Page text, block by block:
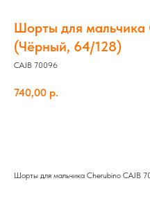
Шорты для мальчика
(Чёрный, 64/128)
CAJB 70096
740,00 р.
Шорты для мальчика Cherubino CAJB